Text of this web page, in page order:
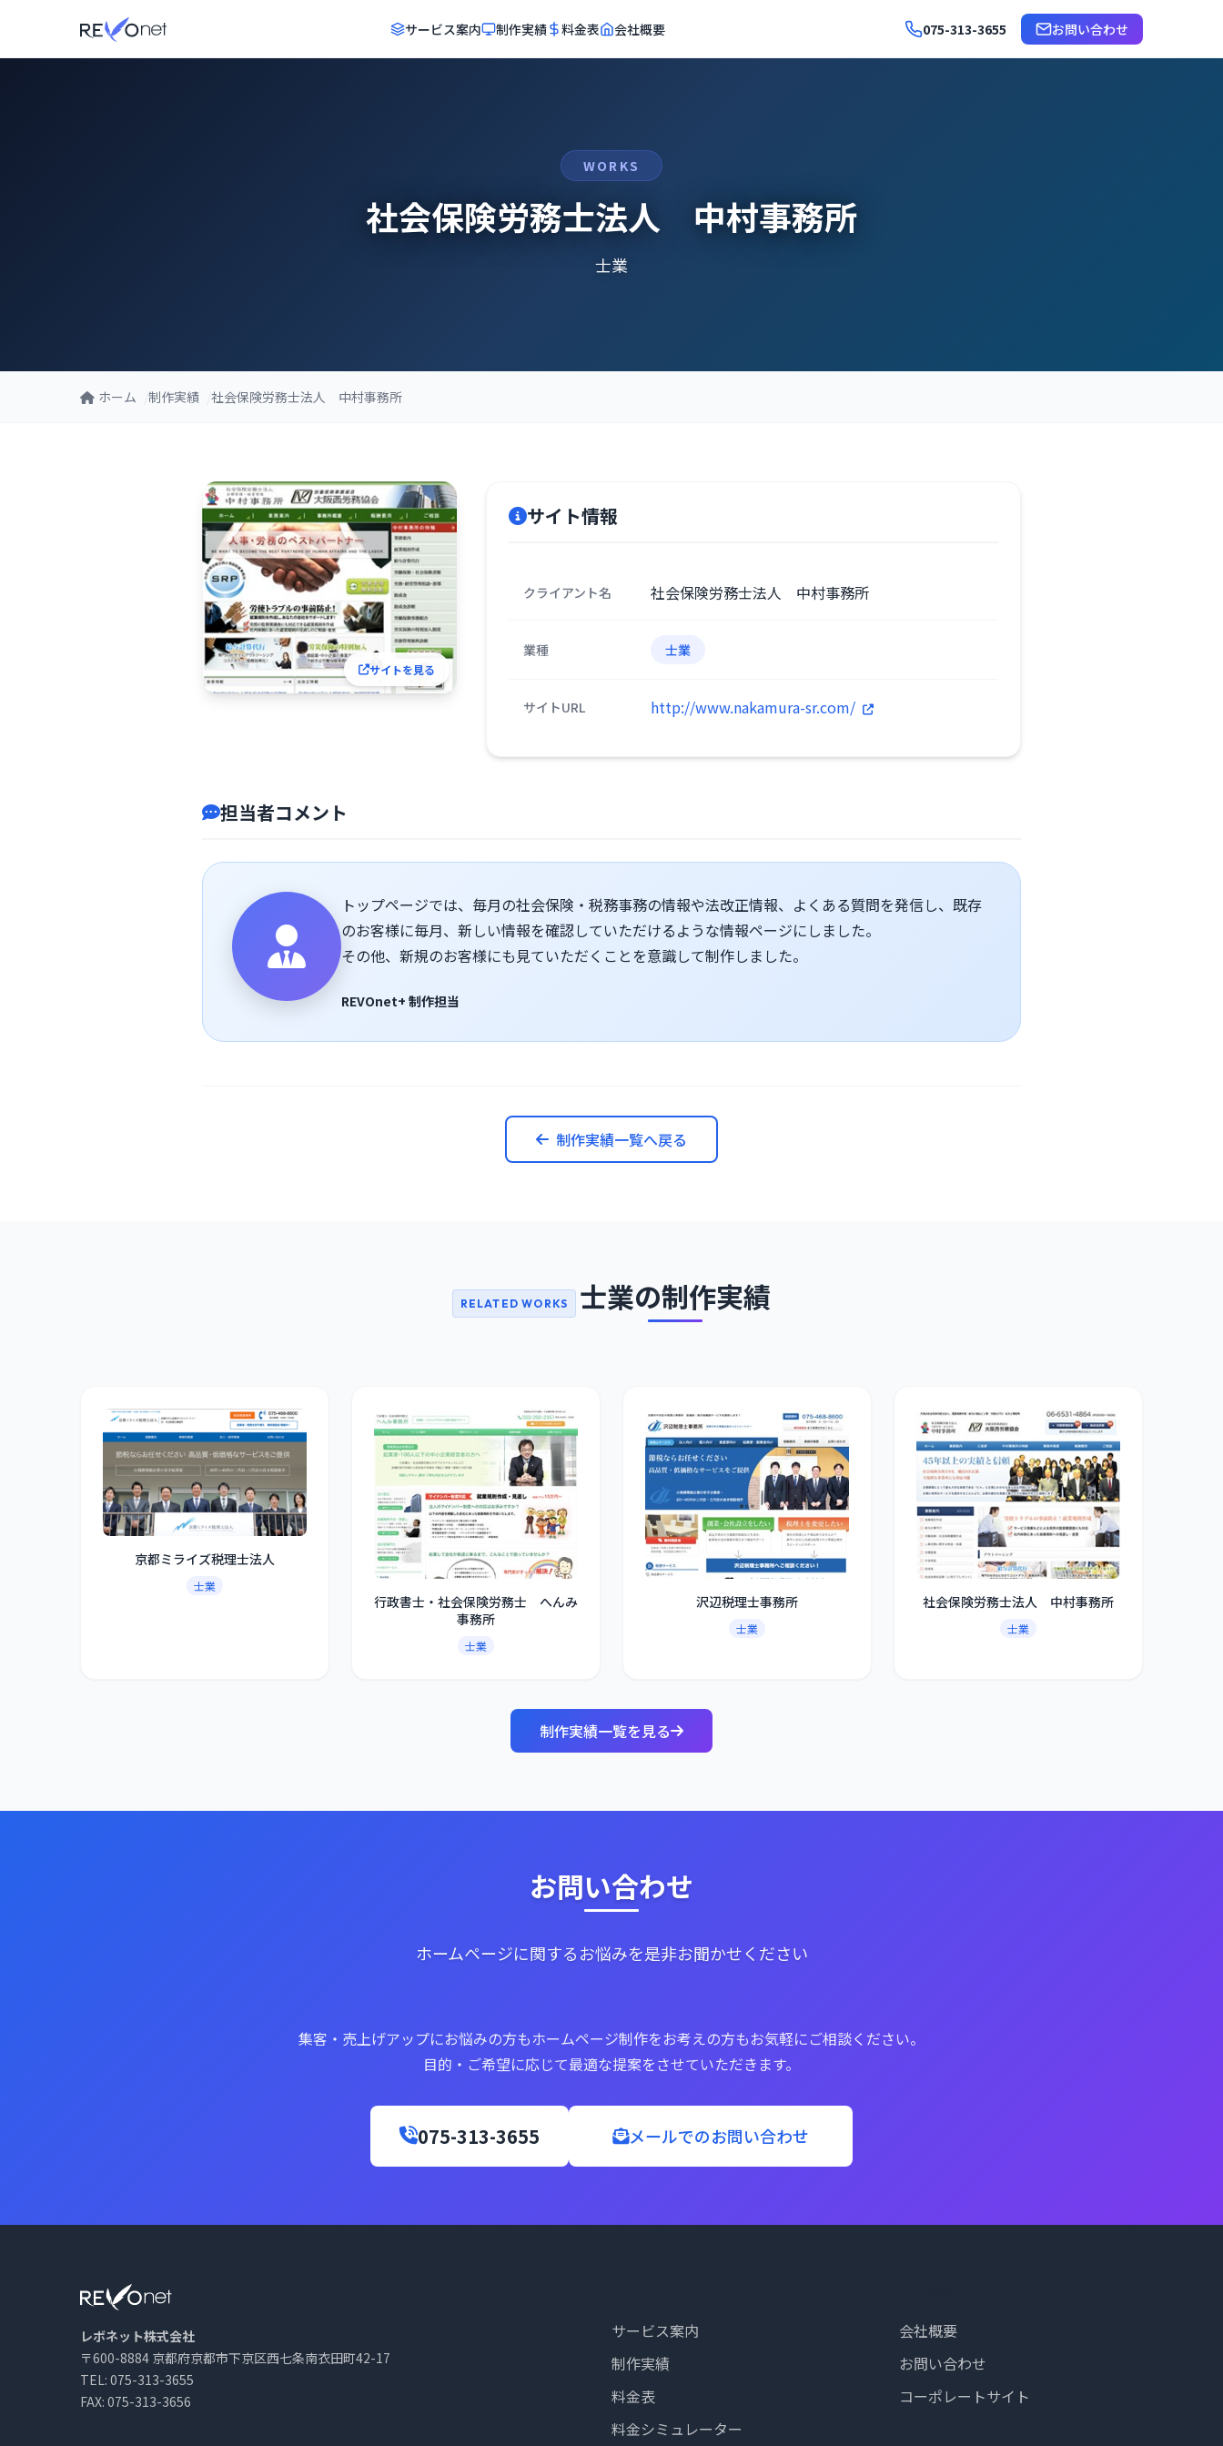
サービス案内 制作実績 料金表 会社概要 075-313-3655 お問い合わせ
WORKS
社会保険労務士法人 中村事務所
士業
ホーム 制作実績 社会保険労務士法人 中村事務所
サイトを見る
サイト情報
クライアント名 社会保険労務士法人 中村事務所
業種 士業
サイトURL http://www.nakamura-sr.com/
担当者コメント
トップページでは、毎月の社会保険・税務事務の情報や法改正情報、よくある質問を発信し、既存
のお客様に毎月、新しい情報を確認していただけるような情報ページにしました。
その他、新規のお客様にも見ていただくことを意識して制作しました。
REVOnet+ 制作担当
制作実績一覧へ戻る
RELATED WORKS 士業の制作実績
京都ミライズ税理士法人
士業
行政書士・社会保険労務士 へんみ
事務所
士業
沢辺税理士事務所
士業
社会保険労務士法人 中村事務所
士業
制作実績一覧を見る
お問い合わせ
ホームページに関するお悩みを是非お聞かせください
集客・売上げアップにお悩みの方もホームページ制作をお考えの方もお気軽にご相談ください。
目的・ご希望に応じて最適な提案をさせていただきます。
075-313-3655 メールでのお問い合わせ
レボネット株式会社
〒600-8884 京都府京都市下京区西七条南衣田町42-17
TEL: 075-313-3655
FAX: 075-313-3656
サービス案内
制作実績
料金表
料金シミュレーター
会社概要
お問い合わせ
コーポレートサイト